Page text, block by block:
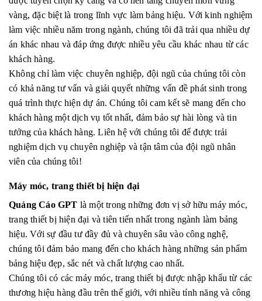
vàng, đặc biệt là trong lĩnh vực làm bảng hiệu. Với kinh nghiệm
làm việc nhiều năm trong ngành, chúng tôi đã trải qua nhiều dự
án khác nhau và đáp ứng được nhiều yêu cầu khác nhau từ các
khách hàng.
Không chỉ làm việc chuyên nghiệp, đội ngũ của chúng tôi còn
có khả năng tư vấn và giải quyết những vấn đề phát sinh trong
quá trình thực hiện dự án. Chúng tôi cam kết sẽ mang đến cho
khách hàng một dịch vụ tốt nhất, đảm bảo sự hài lòng và tin
tưởng của khách hàng. Liên hệ với chúng tôi để được trải
nghiệm dịch vụ chuyên nghiệp và tận tâm của đội ngũ nhân
viên của chúng tôi!
Máy móc, trang thiết bị hiện đại
Quảng Cáo GPT là một trong những đơn vị sở hữu máy móc,
trang thiết bị hiện đại và tiên tiến nhất trong ngành làm bảng
hiệu. Với sự đầu tư đầy đủ và chuyên sâu vào công nghệ,
chúng tôi đảm bảo mang đến cho khách hàng những sản phẩm
bảng hiệu đẹp, sắc nét và chất lượng cao nhất.
Chúng tôi có các máy móc, trang thiết bị được nhập khẩu từ các
thương hiệu hàng đầu trên thế giới, với nhiều tính năng và công